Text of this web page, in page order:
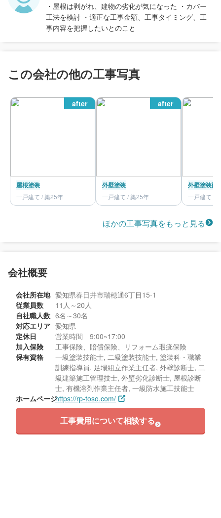
・屋根は剥がれ、建物の劣化が気になった ・カバー
工法を検討 ・適正な工事金額、工事タイミング、工
事内容を把握したいとのこと
この会社の他の工事写真
after
屋根塗装
一戸建て / 築25年
after
外壁塗装
一戸建て / 築25年
外壁塗装雨
一戸建て /
ほかの工事写真をもっと見る
会社概要
会社所在地 愛知県春日井市瑞穂通6丁目15-1
従業員数
11人～20人
自社職人数 6名～30名
対応エリア 愛知県
定休日
営業時間 9:00~17:00
加入保険
工事保険、賠償保険、リフォーム瑕疵保険
保有資格
一級塗装技能士, 二級塗装技能士, 塗装科・職業
訓練指導員, 足場組立作業主任者, 外壁診断士, 二
級建築施工管理技士, 外壁劣化診断士, 屋根診断
士, 有機溶剤作業主任者, 一級防水施工技能士
ホームページhttps://rp-toso.com/
工事費用について相談する